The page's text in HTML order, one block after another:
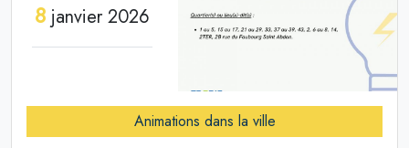
8janvier 2026
Animations dans la ville